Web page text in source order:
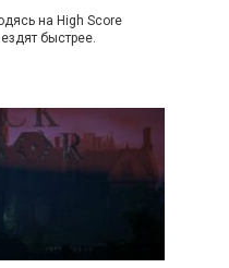
на High Score
быстрее.